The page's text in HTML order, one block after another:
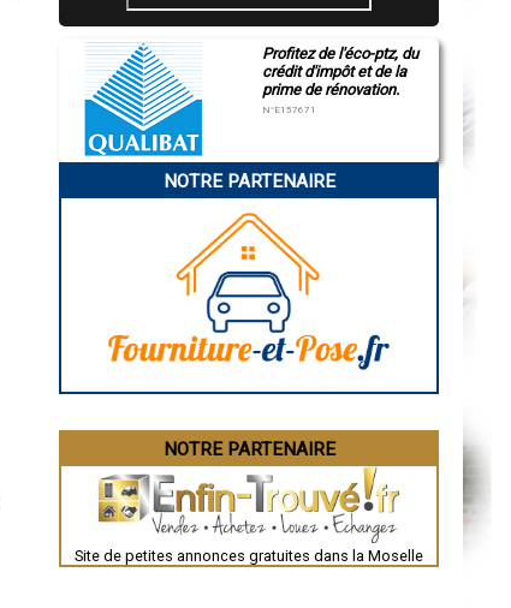
Profitez de l'éco-ptz, du
crédit d'impôt et de la
prime de rénovation.
N°E157671
NOTRE PARTENAIRE
NOTRE PARTENAIRE
Site de petites annonces gratuites dans la Moselle